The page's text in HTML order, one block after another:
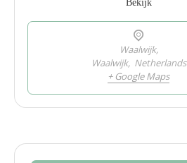
Bekijk
Waalwijk,
Waalwijk, Netherlands
+ Google Maps